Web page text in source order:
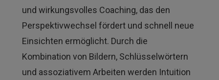
und wirkungsvolles Coaching, das den
Perspektivwechsel fördert und schnell neue
Einsichten ermöglicht. Durch die
Kombination von Bildern, Schlüsselwörtern
und assoziativem Arbeiten werden Intuition